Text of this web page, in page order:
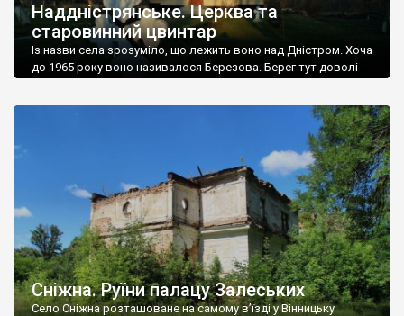
Наддністрянське. Церква та
старовинний цвинтар
Із назви села зрозуміло, що лежить воно над Дністром. Хоча
до 1965 року воно називалося Березова. Берег тут доволі
Наддністрянське відрізняється від більшості навколишніх
сіл. У селі є мурована Михайлівська церква. Точної дати […]
Сніжна. Руїни палацу Залеських
Село Сніжна розташоване на самому в’їзді у Вінницьку